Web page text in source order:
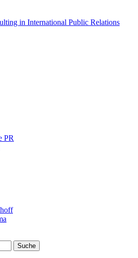
in International Public Relations
PR
Suche